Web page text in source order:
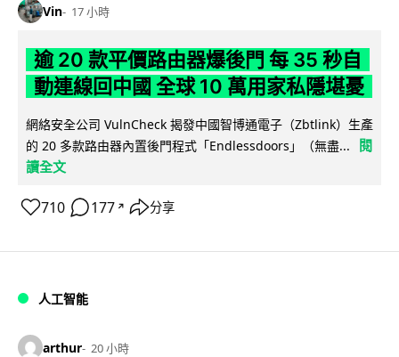
Vin 17 小時
逾 20 款平價路由器爆後門 每 35 秒自
動連線回中國 全球 10 萬用家私隱堪憂
網絡安全公司 VulnCheck 揭發中國智博通電子（Zbtlink）生產
的 20 多款路由器內置後門程式「Endlessdoors」（無盡...
閱
讀全文
710 177 ↗ 分享
人工智能
arthur 20 小時